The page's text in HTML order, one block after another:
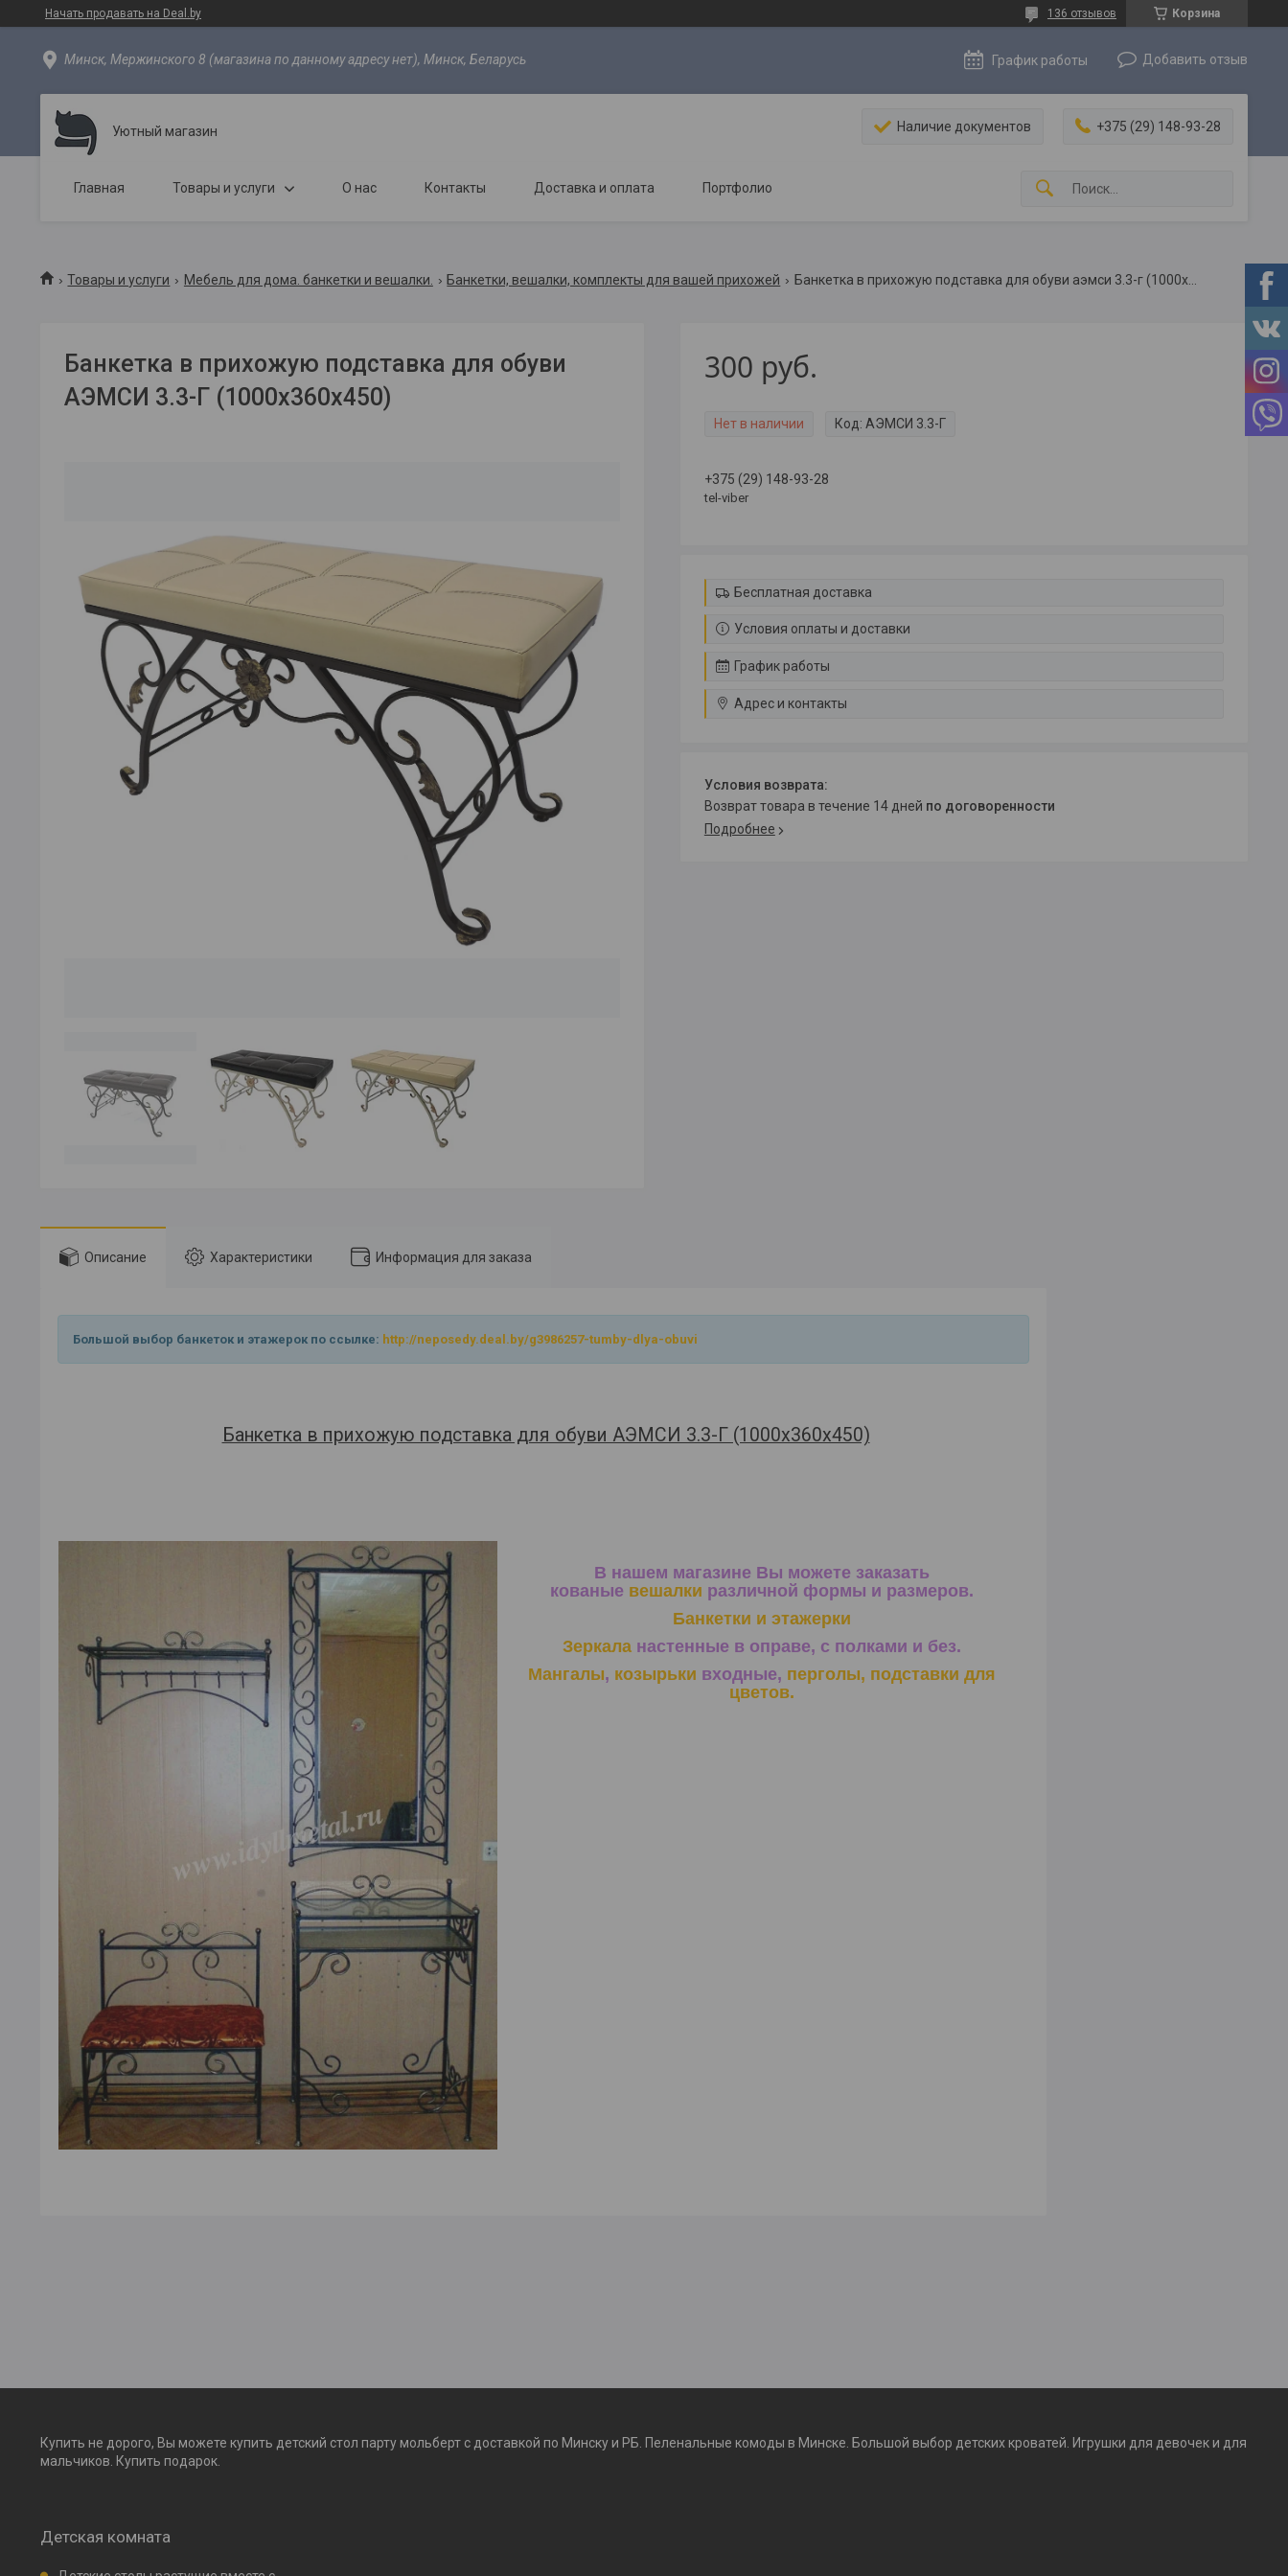
Начать продавать на Deal.by Корзина
136 отзывов
Минск, Мержинского 8 (магазина по данному адресу нет), Минск, Беларусь График работы Добавить отзыв
Уютный магазин Наличие документов +375 (29) 148-93-28
Главная Товары и услуги О нас Контакты Доставка и оплата Портфолио
Товары и услуги Мебель для дома. банкетки и вешалки. Банкетки, вешалки, комплекты для вашей прихожей Банкетка в прихожую подставка для обуви аэмси 3.3-г (1000х360х450)
Банкетка в прихожую подставка для обуви
АЭМСИ 3.3-Г (1000х360х450)
300 руб.
Нет в наличии Код: АЭМСИ 3.3-Г
+375 (29) 148-93-28
tel-viber
Бесплатная доставка
Условия оплаты и доставки
График работы
Адрес и контакты
возврат товара в течение 14 дней по договоренности
Подробнее
Описание Характеристики Информация для заказа
Большой выбор банкеток и этажерок по ссылке: http://neposedy.deal.by/g3986257-tumby-dlya-obuvi
Банкетка в прихожую подставка для обуви АЭМСИ 3.3-Г (1000х360х450)
В нашем магазине Вы можете заказать
кованые вешалки различной формы и размеров.
Банкетки и этажерки
Зеркаланастенные в оправе, с полками и без.
Мангалы, козырьки входные, перголы, подставки для
цветов.
Купить не дорого, Вы можете купить детский стол парту мольберт с доставкой по Минску и РБ. Пеленальные комоды в Минске. Большой выбор детских кроватей. Игрушки для девочек и для
мальчиков. Купить подарок.
Детская комната